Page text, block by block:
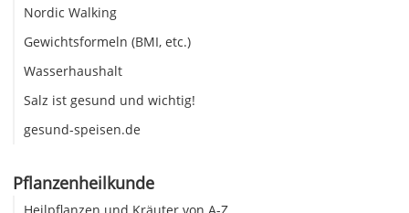
Nordic Walking
Gewichtsformeln (BMI, etc.)
Wasserhaushalt
Salz ist gesund und wichtig!
gesund-speisen.de
Pflanzenheilkunde
Heilpflanzen und Kräuter von A-Z